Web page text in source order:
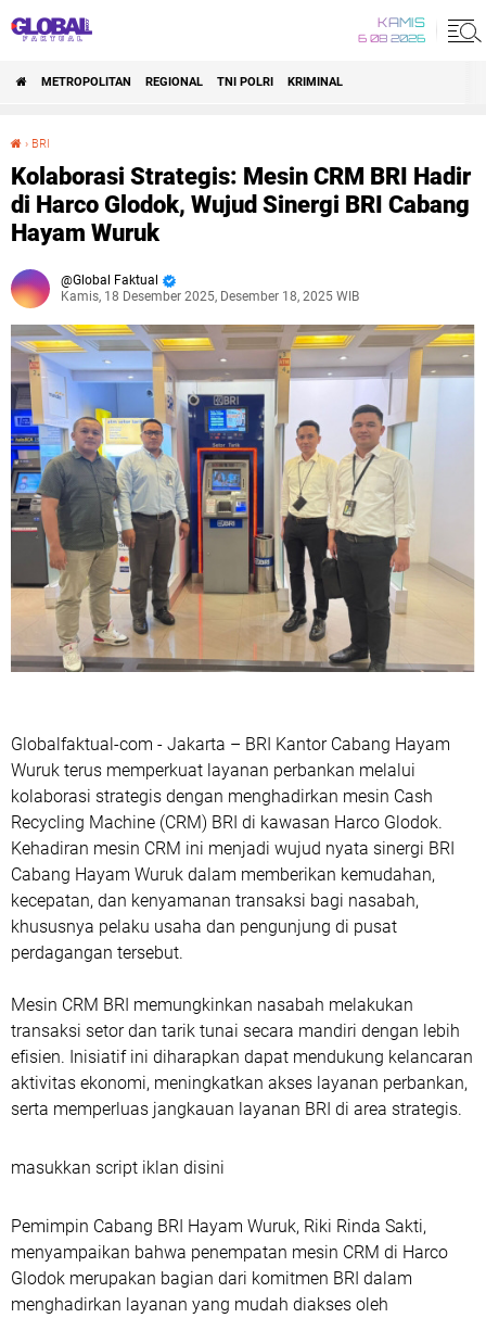
KAMIS
6 08 2026
METROPOLITAN REGIONAL TNI POLRI KRIMINAL
› BRI
Kolaborasi Strategis: Mesin CRM BRI Hadir
di Harco Glodok, Wujud Sinergi BRI Cabang
Hayam Wuruk
Global Faktual
Kamis, 18 Desember 2025, Desember 18, 2025 WIB
Globalfaktual-com - Jakarta – BRI Kantor Cabang Hayam
Wuruk terus memperkuat layanan perbankan melalui
kolaborasi strategis dengan menghadirkan mesin Cash
Recycling Machine (CRM) BRI di kawasan Harco Glodok.
Kehadiran mesin CRM ini menjadi wujud nyata sinergi BRI
Cabang Hayam Wuruk dalam memberikan kemudahan,
kecepatan, dan kenyamanan transaksi bagi nasabah,
khususnya pelaku usaha dan pengunjung di pusat
perdagangan tersebut.
Mesin CRM BRI memungkinkan nasabah melakukan
transaksi setor dan tarik tunai secara mandiri dengan lebih
efisien. Inisiatif ini diharapkan dapat mendukung kelancaran
aktivitas ekonomi, meningkatkan akses layanan perbankan,
serta memperluas jangkauan layanan BRI di area strategis.
masukkan script iklan disini
Pemimpin Cabang BRI Hayam Wuruk, Riki Rinda Sakti,
menyampaikan bahwa penempatan mesin CRM di Harco
Glodok merupakan bagian dari komitmen BRI dalam
menghadirkan layanan yang mudah diakses oleh